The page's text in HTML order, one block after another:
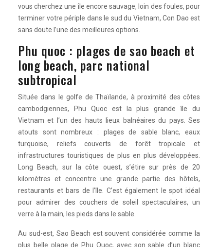
vous cherchez une île encore sauvage, loin des foules, pour
terminer votre périple dans le sud du Vietnam, Con Dao est
sans doute l’une des meilleures options.
Phu quoc : plages de sao beach et
long beach, parc national
subtropical
Située dans le golfe de Thaïlande, à proximité des côtes
cambodgiennes, Phu Quoc est la plus grande île du
Vietnam et l’un des hauts lieux balnéaires du pays. Ses
atouts sont nombreux : plages de sable blanc, eaux
turquoise, reliefs couverts de forêt tropicale et
infrastructures touristiques de plus en plus développées.
Long Beach, sur la côte ouest, s’étire sur près de 20
kilomètres et concentre une grande partie des hôtels,
restaurants et bars de l’île. C’est également le spot idéal
pour admirer des couchers de soleil spectaculaires, un
verre à la main, les pieds dans le sable.
Au sud-est, Sao Beach est souvent considérée comme la
plus belle plage de Phu Quoc, avec son sable d’un blanc